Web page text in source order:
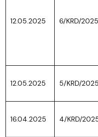
12.05.2025 6/KRD/2025
12.05.2025 5/KRD/2025
16.04.2025 4/KRD/